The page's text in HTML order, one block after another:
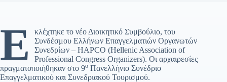
Ε
κλέχτηκε το νέο Διοικητικό Συμβούλιο, του
Συνδέσμου Ελλήνων Επαγγελματιών Οργανωτών
Συνεδρίων – HAPCO (Hellenic Association of
Professional Congress Organizers). Οι αρχαιρεσίες
πραγματοποιήθηκαν στο 9ο Πανελλήνιο Συνέδριο
Επαγγελματικού και Συνεδριακού Τουρισμού.